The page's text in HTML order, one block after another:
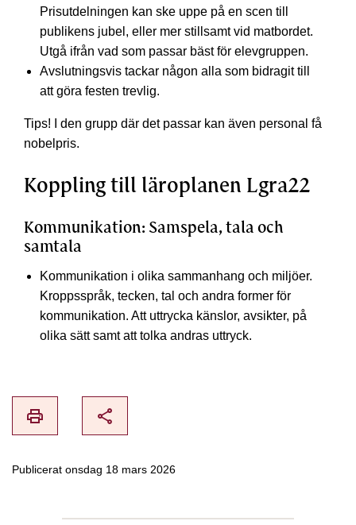
Prisutdelningen kan ske uppe på en scen till
publikens jubel, eller mer stillsamt vid matbordet.
Utgå ifrån vad som passar bäst för elevgruppen.
Avslutningsvis tackar någon alla som bidragit till
att göra festen trevlig.
Tips! I den grupp där det passar kan även personal få
nobelpris.
Koppling till läroplanen Lgra22
Kommunikation: Samspela, tala och
samtala
Kommunikation i olika sammanhang och miljöer.
Kroppsspråk, tecken, tal och andra former för
kommunikation. Att uttrycka känslor, avsikter, på
olika sätt samt att tolka andras uttryck.
print share
Publicerat onsdag 18 mars 2026